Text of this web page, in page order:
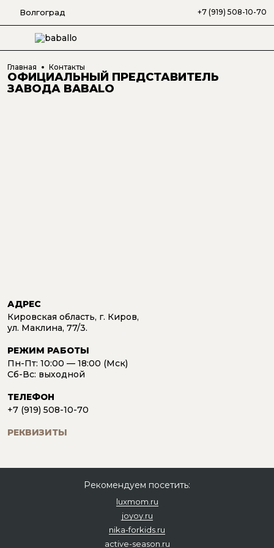
Волгоград +7 (919) 508-10-70
Главная Контакты
ОФИЦИАЛЬНЫЙ ПРЕДСТАВИТЕЛЬ
ЗАВОДА BABALO
АДРЕС
Кировская область, г. Киров,
ул. Маклина, 77/3.
РЕЖИМ РАБОТЫ
Пн-Пт: 10:00 — 18:00 (Мск)
Сб-Вс: выходной
ТЕЛЕФОН
+7 (919) 508-10-70
РЕКВИЗИТЫ
Рекомендуем посетить:
luxmom.ru
joyoy.ru
nika-forkids.ru
active-season.ru